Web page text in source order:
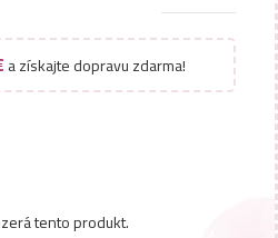
a získajte dopravu zdarma!
tento produkt.